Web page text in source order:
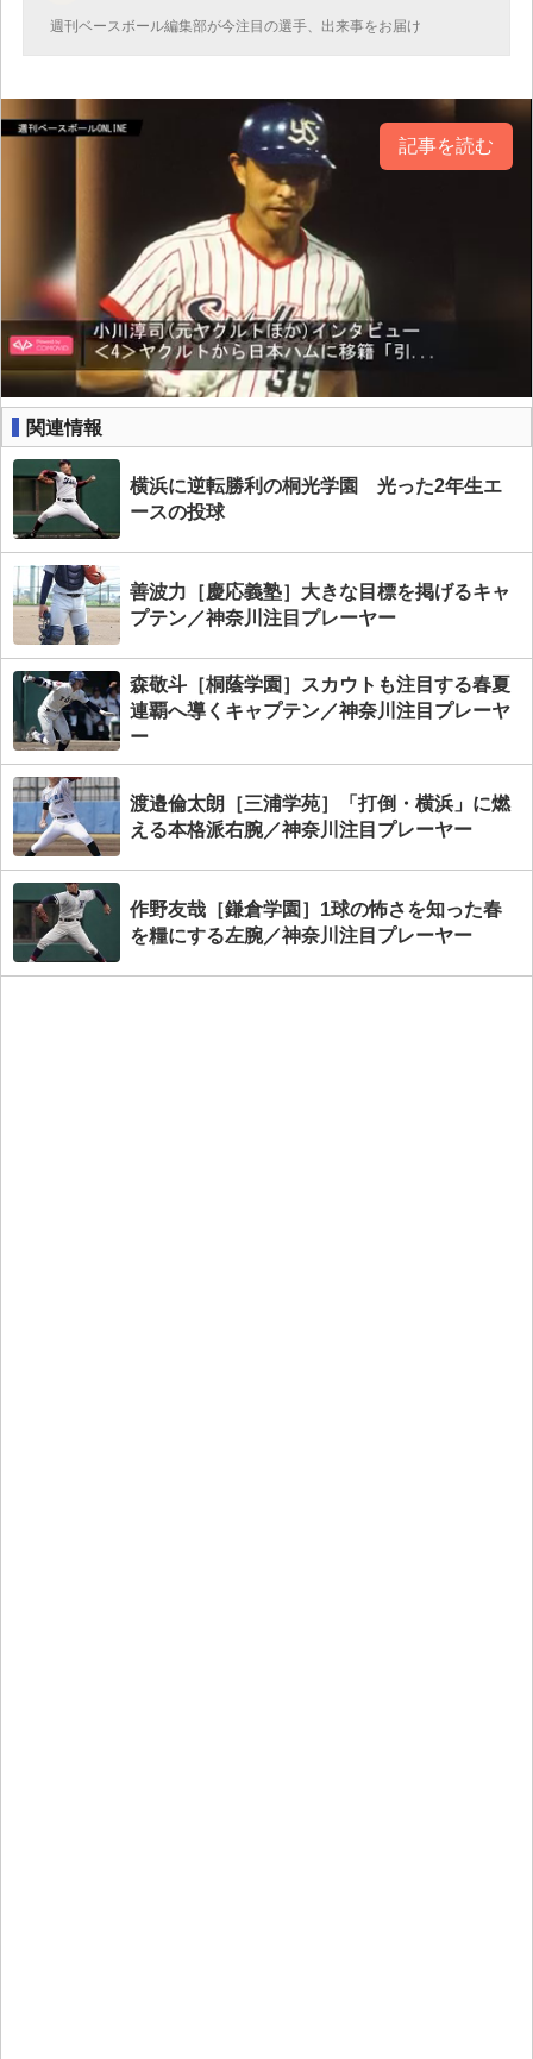
週刊ベースボール編集部が今注目の選手、出来事をお届け
記事を読む
関連情報
横浜に逆転勝利の桐光学園 光った2年生エ
ースの投球
善波力［慶応義塾］大きな目標を掲げるキャ
プテン／神奈川注目プレーヤー
森敬斗［桐蔭学園］スカウトも注目する春夏
連覇へ導くキャプテン／神奈川注目プレーヤ
ー
渡邉倫太朗［三浦学苑］「打倒・横浜」に燃
える本格派右腕／神奈川注目プレーヤー
作野友哉［鎌倉学園］1球の怖さを知った春
を糧にする左腕／神奈川注目プレーヤー